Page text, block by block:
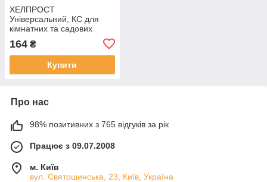
ХЕЛПРОСТ
Універсальний, КС для
кімнатних та садових
рослин, 0,5 л
164 ₴
Купити
Про нас
98% позитивних з 765 відгуків за рік
Працює з 09.07.2008
м. Київ
вул. Святошинська, 23, Київ, Україна